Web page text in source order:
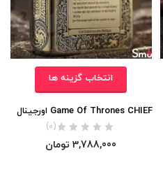
انتخاب گزینه ها
Game Of Thrones CHIEF اورجینال
(0)
3,788,000 تومان